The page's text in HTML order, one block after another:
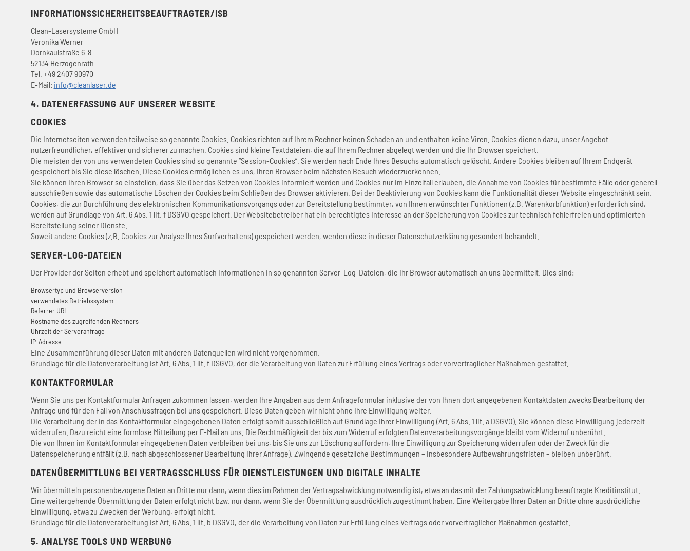
INFORMATIONSSICHERHEITSBEAUFTRAGTER/ISB
Clean-Lasersysteme GmbH
Veronika Werner
Dornkaulstraße 6-8
52134 Herzogenrath
Tel. +49 2407 90970
E-Mail: info@cleanlaser.de
4. DATENERFASSUNG AUF UNSERER WEBSITE
COOKIES
Die Internetseiten verwenden teilweise so genannte Cookies. Cookies richten auf Ihrem Rechner keinen Schaden an und enthalten keine Viren. Cookies dienen dazu, unser Angebot
nutzerfreundlicher, effektiver und sicherer zu machen. Cookies sind kleine Textdateien, die auf Ihrem Rechner abgelegt werden und die Ihr Browser speichert.
Die meisten der von uns verwendeten Cookies sind so genannte “Session-Cookies”. Sie werden nach Ende Ihres Besuchs automatisch gelöscht. Andere Cookies bleiben auf Ihrem Endgerät
gespeichert bis Sie diese löschen. Diese Cookies ermöglichen es uns, Ihren Browser beim nächsten Besuch wiederzuerkennen.
Sie können Ihren Browser so einstellen, dass Sie über das Setzen von Cookies informiert werden und Cookies nur im Einzelfall erlauben, die Annahme von Cookies für bestimmte Fälle oder generell
ausschließen sowie das automatische Löschen der Cookies beim Schließen des Browser aktivieren. Bei der Deaktivierung von Cookies kann die Funktionalität dieser Website eingeschränkt sein.
Cookies, die zur Durchführung des elektronischen Kommunikationsvorgangs oder zur Bereitstellung bestimmter, von Ihnen erwünschter Funktionen (z.B. Warenkorbfunktion) erforderlich sind,
werden auf Grundlage von Art. 6 Abs. 1 lit. f DSGVO gespeichert. Der Websitebetreiber hat ein berechtigtes Interesse an der Speicherung von Cookies zur technisch fehlerfreien und optimierten
Bereitstellung seiner Dienste.
Soweit andere Cookies (z.B. Cookies zur Analyse Ihres Surfverhaltens) gespeichert werden, werden diese in dieser Datenschutzerklärung gesondert behandelt.
SERVER-LOG-DATEIEN
Der Provider der Seiten erhebt und speichert automatisch Informationen in so genannten Server-Log-Dateien, die Ihr Browser automatisch an uns übermittelt. Dies sind:
Browsertyp und Browserversion
verwendetes Betriebssystem
Referrer URL
Hostname des zugreifenden Rechners
Uhrzeit der Serveranfrage
IP-Adresse
Eine Zusammenführung dieser Daten mit anderen Datenquellen wird nicht vorgenommen.
Grundlage für die Datenverarbeitung ist Art. 6 Abs. 1 lit. f DSGVO, der die Verarbeitung von Daten zur Erfüllung eines Vertrags oder vorvertraglicher Maßnahmen gestattet.
KONTAKTFORMULAR
Wenn Sie uns per Kontaktformular Anfragen zukommen lassen, werden Ihre Angaben aus dem Anfrageformular inklusive der von Ihnen dort angegebenen Kontaktdaten zwecks Bearbeitung der
Anfrage und für den Fall von Anschlussfragen bei uns gespeichert. Diese Daten geben wir nicht ohne Ihre Einwilligung weiter.
Die Verarbeitung der in das Kontaktformular eingegebenen Daten erfolgt somit ausschließlich auf Grundlage Ihrer Einwilligung (Art. 6 Abs. 1 lit. a DSGVO). Sie können diese Einwilligung jederzeit
widerrufen. Dazu reicht eine formlose Mitteilung per E-Mail an uns. Die Rechtmäßigkeit der bis zum Widerruf erfolgten Datenverarbeitungsvorgänge bleibt vom Widerruf unberührt.
Die von Ihnen im Kontaktformular eingegebenen Daten verbleiben bei uns, bis Sie uns zur Löschung auffordern, Ihre Einwilligung zur Speicherung widerrufen oder der Zweck für die
Datenspeicherung entfällt (z.B. nach abgeschlossener Bearbeitung Ihrer Anfrage). Zwingende gesetzliche Bestimmungen – insbesondere Aufbewahrungsfristen – bleiben unberührt.
DATENÜBERMITTLUNG BEI VERTRAGSSCHLUSS FÜR DIENSTLEISTUNGEN UND DIGITALE INHALTE
Wir übermitteln personenbezogene Daten an Dritte nur dann, wenn dies im Rahmen der Vertragsabwicklung notwendig ist, etwa an das mit der Zahlungsabwicklung beauftragte Kreditinstitut.
Eine weitergehende Übermittlung der Daten erfolgt nicht bzw. nur dann, wenn Sie der Übermittlung ausdrücklich zugestimmt haben. Eine Weitergabe Ihrer Daten an Dritte ohne ausdrückliche
Einwilligung, etwa zu Zwecken der Werbung, erfolgt nicht.
Grundlage für die Datenverarbeitung ist Art. 6 Abs. 1 lit. b DSGVO, der die Verarbeitung von Daten zur Erfüllung eines Vertrags oder vorvertraglicher Maßnahmen gestattet.
5. ANALYSE TOOLS UND WERBUNG